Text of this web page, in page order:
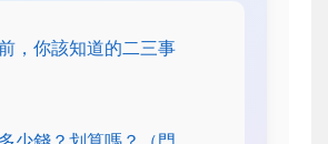
，你該知道的二三事